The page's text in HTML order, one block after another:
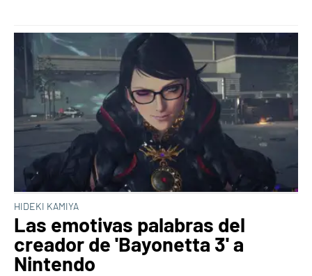
HIDEKI KAMIYA
Las emotivas palabras del
creador de 'Bayonetta 3' a
Nintendo